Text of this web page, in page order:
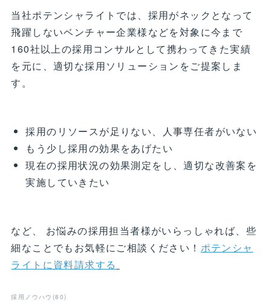
当社ポテンシャライトでは、採用がネックとなって
飛躍しないベンチャー企業様などを対象に今まで
160社以上の採用コンサルとして携わってきた実績
を元に、適切な採用ソリューションをご提案しま
す。
採用のリソースが足りない、人事専任者がいない
もう少し採用の効果をあげたい
現在の採用状況の効果測定をし、適切な改善案を
実施していきたい
など、 お悩みの採用担当者様がいらっしゃれば、些
細なことでもお気軽にご相談ください！ ポテンシャ
ライトに資料請求する
採用ノウハウ (80)